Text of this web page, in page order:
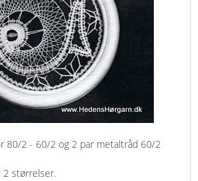
80/2 - 60/2 og 2 par metaltråd 60/2
2 størrelser.